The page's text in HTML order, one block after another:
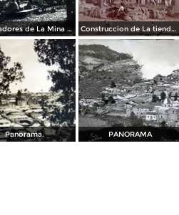
Trabajadores de La Mina Dos Estrellas En Tlalpujahua, Michoacán Construccion de La tienda El puerto de Veracruz.
Panorama. PANORAMA